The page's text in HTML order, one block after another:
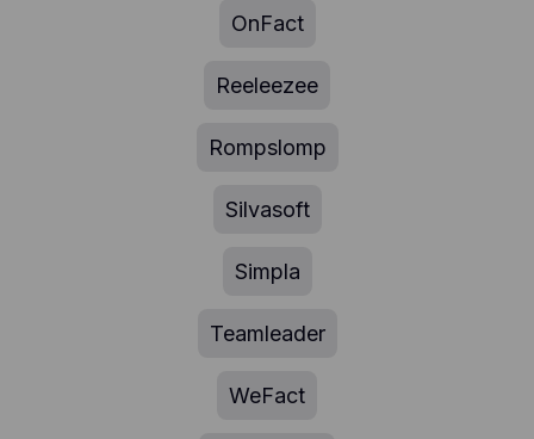
OnFact
Reeleezee
Rompslomp
Silvasoft
Simpla
Teamleader
WeFact